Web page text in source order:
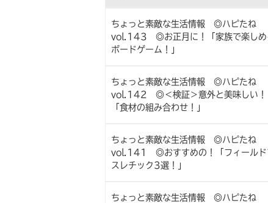
ちょっと素敵な生活情報 ◎ハピたね
vol.143 ◎お正月に！「家族で楽しめ
ボードゲーム！」
ちょっと素敵な生活情報 ◎ハピたね
vol.142 ◎＜検証＞意外と美味しい！
「食材の組み合わせ！」
ちょっと素敵な生活情報 ◎ハピたね
vol.141 ◎おすすめの！「フィールド
スレチック3選！」
ちょっと素敵な生活情報 ◎ハピたね